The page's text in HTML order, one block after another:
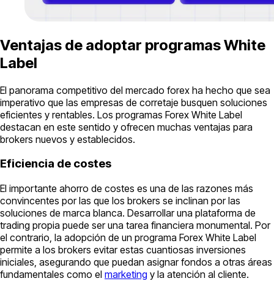
Ventajas de adoptar programas White
Label
El panorama competitivo del mercado forex ha hecho que sea
imperativo que las empresas de corretaje busquen soluciones
eficientes y rentables. Los programas Forex White Label
destacan en este sentido y ofrecen muchas ventajas para
brokers nuevos y establecidos.
Eficiencia de costes
El importante ahorro de costes es una de las razones más
convincentes por las que los brokers se inclinan por las
soluciones de marca blanca. Desarrollar una plataforma de
trading propia puede ser una tarea financiera monumental. Por
el contrario, la adopción de un programa Forex White Label
permite a los brokers evitar estas cuantiosas inversiones
iniciales, asegurando que puedan asignar fondos a otras áreas
fundamentales como el marketing y la atención al cliente.